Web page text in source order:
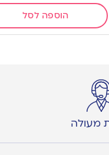
הוספה לסל
מעולה